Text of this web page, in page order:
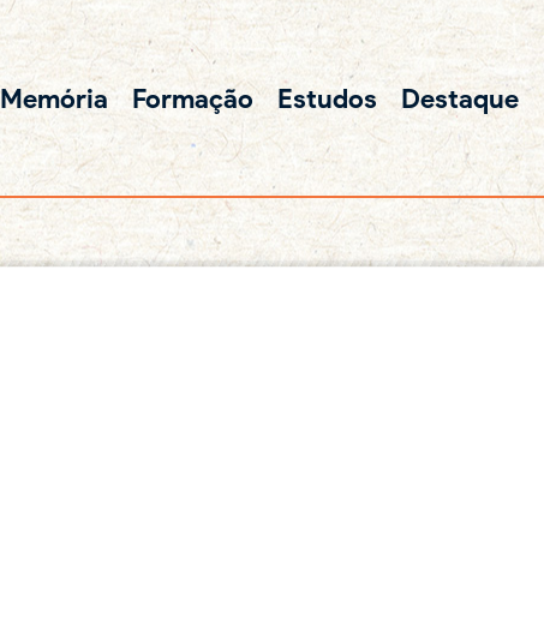
Memória Formação Estudos Destaque